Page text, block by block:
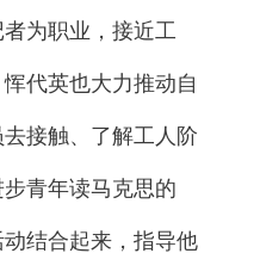
为职业，接近工
代英也大力推动自
接触、了解工人阶
青年读马克思的
结合起来，指导他